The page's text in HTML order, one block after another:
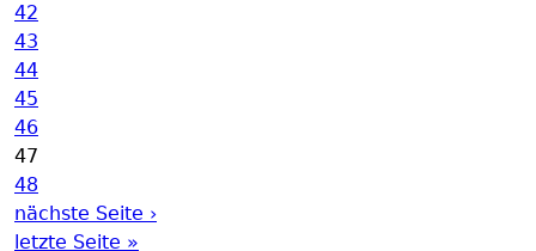
42
43
44
45
46
47
48
nächste Seite ›
letzte Seite »